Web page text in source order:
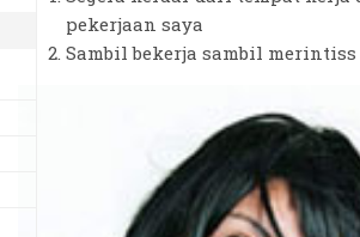
pekerjaan saya
Sambil bekerja sambil